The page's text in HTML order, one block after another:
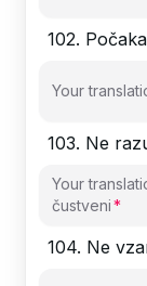
102.
Your
103. Ne
Your
čustveni
104. Ne